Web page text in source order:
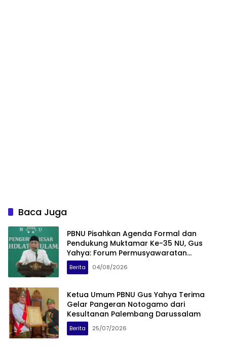
Baca Juga
PBNU Pisahkan Agenda Formal dan
Pendukung Muktamar Ke-35 NU, Gus
Yahya: Forum Permusyawaratan
Dipusatkan di Tambakberas
Berita 04/08/2026
Ketua Umum PBNU Gus Yahya Terima
Gelar Pangeran Notogamo dari
Kesultanan Palembang Darussalam
Berita 25/07/2026